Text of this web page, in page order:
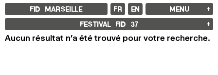
FID MARSEILLE FR EN MENU
À PROPOS
LE FID À L’ANNÉE
FESTIVAL FID 37
Aucun résultat n’a été trouvé pour votre recherche.